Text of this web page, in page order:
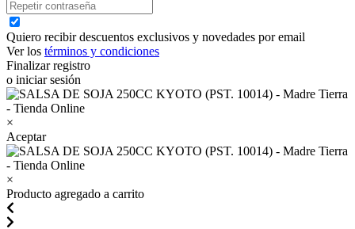
Quiero recibir descuentos exclusivos y novedades por email
Ver los términos y condiciones
Finalizar registro
o iniciar sesión
×
Aceptar
×
Producto agregado a carrito